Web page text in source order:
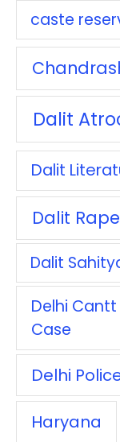
caste
Dalit
Dalit
Dalit Rape
Dalit
Delhi Cantt
Case
Delhi
Haryana